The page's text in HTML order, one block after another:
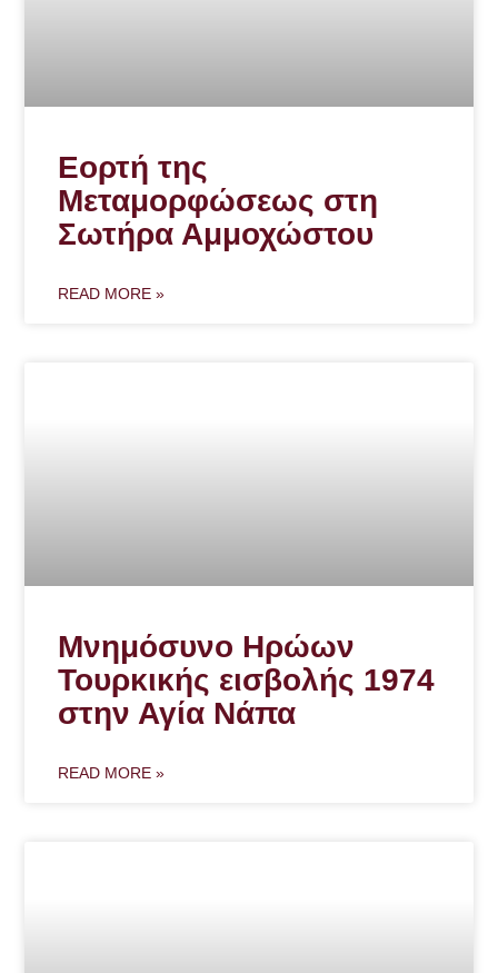
Εορτή της
Μεταμορφώσεως στη
Σωτήρα Αμμοχώστου
READ MORE »
Μνημόσυνο Ηρώων
Τουρκικής εισβολής 1974
στην Αγία Νάπα
READ MORE »